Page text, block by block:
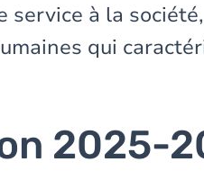
service à la
qui
2025-